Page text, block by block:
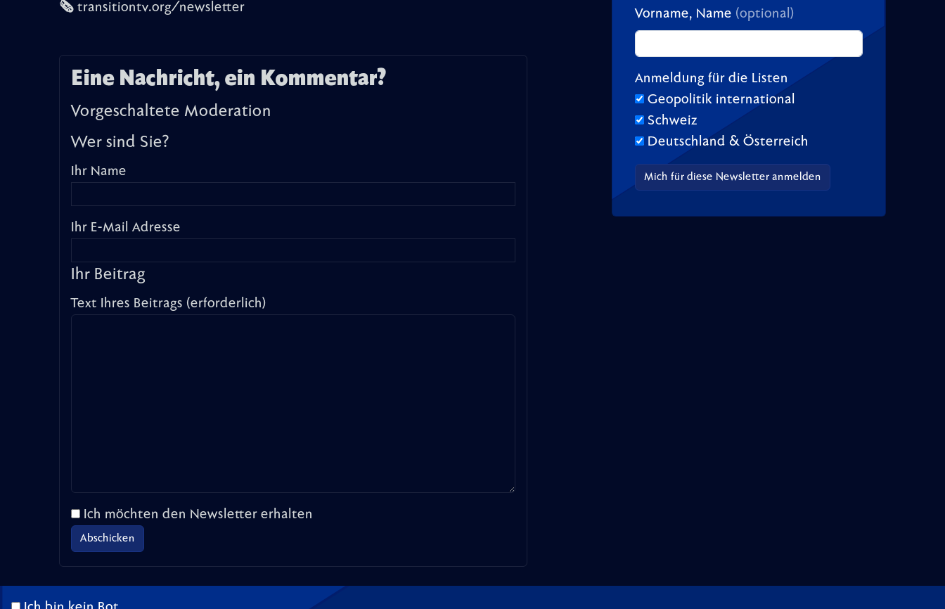
🗞️ transitiontv.org/newsletter
Eine Nachricht, ein Kommentar?
Vorgeschaltete Moderation
Wer sind Sie?
Ihr Name
Ihr E-Mail Adresse
Ihr Beitrag
Text Ihres Beitrags (erforderlich)
Ich möchten den Newsletter erhalten
Vorname, Name (optional)
Anmeldung für die Listen
Geopolitik international
Schweiz
Deutschland & Österreich